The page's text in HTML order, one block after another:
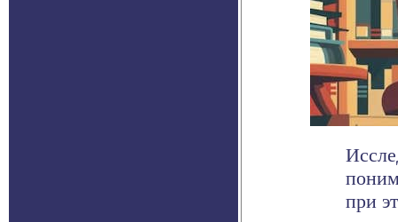
при